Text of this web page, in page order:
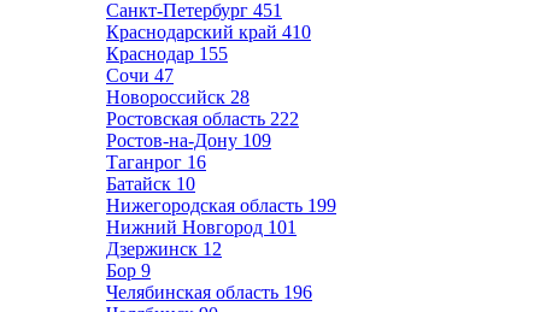
Санкт-Петербург 451
Краснодарский край 410
Краснодар 155
Сочи 47
Новороссийск 28
Ростовская область 222
Ростов-на-Дону 109
Таганрог 16
Батайск 10
Нижегородская область 199
Нижний Новгород 101
Дзержинск 12
Бор 9
Челябинская область 196